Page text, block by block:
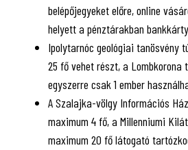
belépőjegyeket előre, online
helyett a pénztárakban
Ipolytarnóc geológiai tanösvény
25 fő vehet részt, a Lombkorona
egyszerre csak 1 ember
A Szalajka-völgy Információs
maximum 4 fő, a Millenniumi
maximum 20 fő látogató